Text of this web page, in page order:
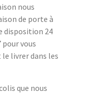
nous
de porte à
disposition 24
pour vous
livrer dans les
que nous